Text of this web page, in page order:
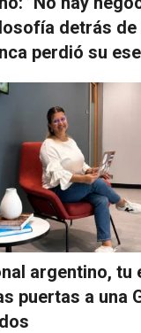
detrás de
perdió su
argentino, tu
puertas a una